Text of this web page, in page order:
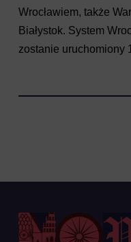
Wrocławiem, także
Białystok. System
zostanie uruchomiony